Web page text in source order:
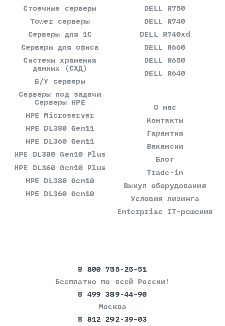
Стоечные серверы
Tower серверы
Серверы для 1С
Серверы для офиса
Системы хранения
данных (СХД)
Б/У серверы
Серверы под задачи
DELL R750
DELL R740
DELL R740xd
DELL R660
DELL R650
DELL R640
Серверы HPE
HPE Microserver
HPE DL380 Gen11
HPE DL360 Gen11
HPE DL380 Gen10 Plus
HPE DL360 Gen10 Plus
HPE DL380 Gen10
HPE DL360 Gen10
О нас
Контакты
Гарантия
Вакансии
Блог
Trade-in
Выкуп оборудования
Условия лизинга
Enterprise IT-решения
8 800 755-25-51
Бесплатно по всей России!
8 499 389-44-90
Москва
8 812 292-39-03